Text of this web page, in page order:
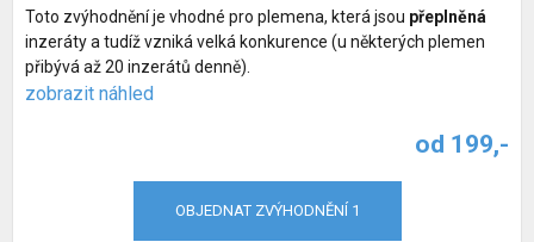
Toto zvýhodnění je vhodné pro plemena, která jsou přeplněná
inzeráty a tudíž vzniká velká konkurence (u některých plemen
přibývá až 20 inzerátů denně).
zobrazit náhled
od 199,-
OBJEDNAT ZVÝHODNĚNÍ 1